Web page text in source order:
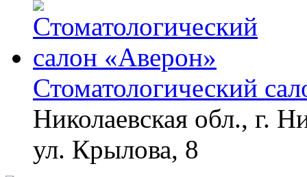
Стоматологический
Николаевская обл., г.
ул. Крылова, 8